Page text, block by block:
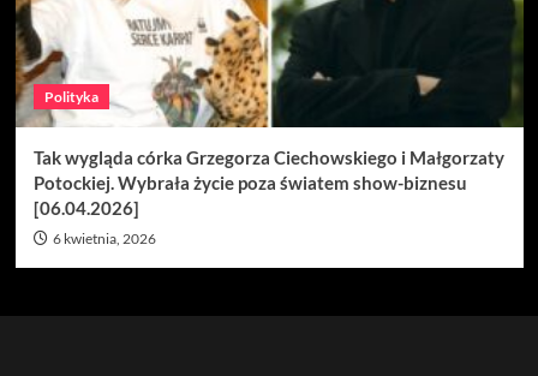
Polityka
Tak wygląda córka Grzegorza Ciechowskiego i Małgorzaty
Potockiej. Wybrała życie poza światem show-biznesu
[06.04.2026]
6 kwietnia, 2026